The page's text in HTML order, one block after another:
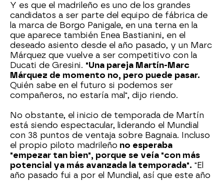
Y es que el madrileño es uno de los grandes
candidatos a ser parte del equipo de fábrica de
la marca de Borgo Panigale, en una terna en la
que aparece también Enea Bastianini, en el
deseado asiento desde el año pasado, y un Marc
Márquez que vuelve a ser competitivo con la
Ducati de Gresini. "Una pareja Martín-Marc
Márquez de momento no, pero puede pasar.
Quién sabe en el futuro si podemos ser
compañeros, no estaría mal", dijo riendo.
No obstante, el inicio de temporada de Martín
está siendo espectacular, liderando el Mundial
con 38 puntos de ventaja sobre Bagnaia. Incluso
el propio piloto madrileño no esperaba
"empezar tan bien", porque se veía "con más
potencial ya más avanzada la temporada". "El
año pasado fui a por el Mundial, así que este año